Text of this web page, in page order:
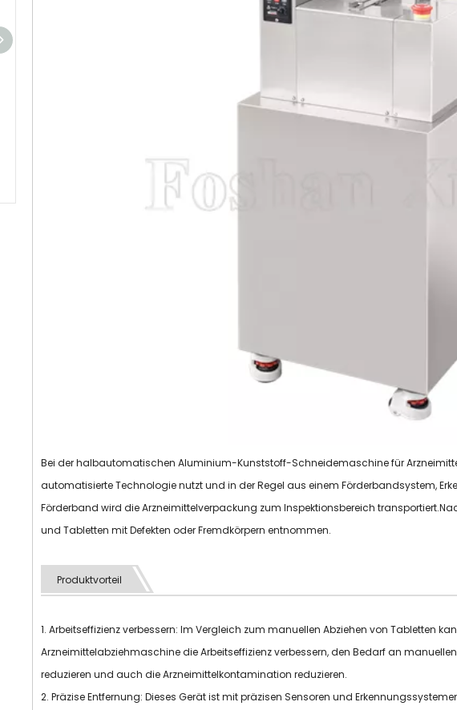
Blisterverpackungsmasc
hine für Tabletten und
hine für
Bei der halbautomatischen Aluminium-Kunststoff-Schneidemaschine für
automatisierte Technologie nutzt und in der Regel aus einem Förderbandsystem,
Förderband wird die Arzneimittelverpackung zum Inspektionsbereich
und Tabletten mit Defekten oder Fremdkörpern entnommen.
Produktvorteil
1. Arbeitseffizienz verbessern: Im Vergleich zum manuellen Abziehen von Tabletten
Arzneimittelabziehmaschine die Arbeitseffizienz verbessern, den Bedarf an
reduzieren und auch die Arzneimittelkontamination reduzieren.
2. Präzise Entfernung: Dieses Gerät ist mit präzisen Sensoren und